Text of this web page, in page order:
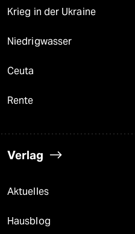
Krieg in der Ukraine
Niedrigwasser
Ceuta
Rente
Verlag
Aktuelles
Hausblog